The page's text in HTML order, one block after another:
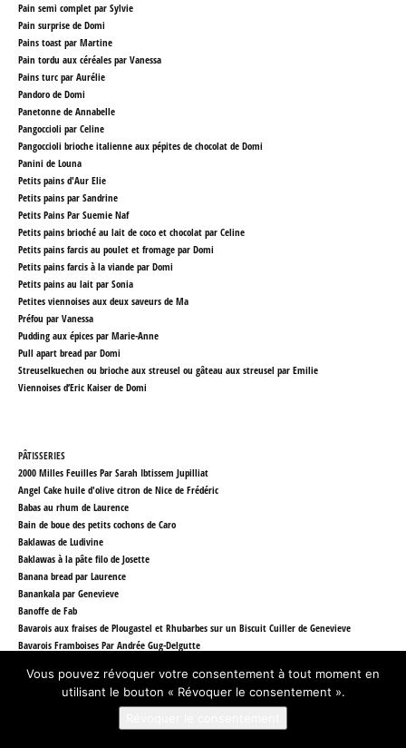
Pain semi complet par Sylvie
Pain surprise de Domi
Pains toast par Martine
Pain tordu aux céréales par Vanessa
Pains turc par Aurélie
Pandoro de Domi
Panetonne de Annabelle
Pangoccioli par Celine
Pangoccioli brioche italienne aux pépites de chocolat de Domi
Panini de Louna
Petits pains d'Aur Elie
Petits pains par Sandrine
Petits Pains Par Suemie Naf
Petits pains brioché au lait de coco et chocolat par Celine
Petits pains farcis au poulet et fromage par Domi
Petits pains farcis à la viande par Domi
Petits pains au lait par Sonia
Petites viennoises aux deux saveurs de Ma
Préfou par Vanessa
Pudding aux épices par Marie-Anne
Pull apart bread par Domi
Streuselkuechen ou brioche aux streusel ou gâteau aux streusel par Emilie
Viennoises d’Eric Kaiser de Domi
PÂTISSERIES
2000 Milles Feuilles Par Sarah Ibtissem Jupilliat
Angel Cake huile d'olive citron de Nice de Frédéric
Babas au rhum de Laurence
Bain de boue des petits cochons de Caro
Baklawas de Ludivine
Baklawas à la pâte filo de Josette
Banana bread par Laurence
Banankala par Genevieve
Banoffe de Fab
Bavarois aux fraises de Plougastel et Rhubarbes sur un Biscuit Cuiller de Genevieve
Bavarois Framboises Par Andrée Gug-Delgutte
Bavarois aux pommes de Ma
Beignets au four de Isabelle
Vous pouvez révoquer votre consentement à tout moment en
utilisant le bouton « Révoquer le consentement ».